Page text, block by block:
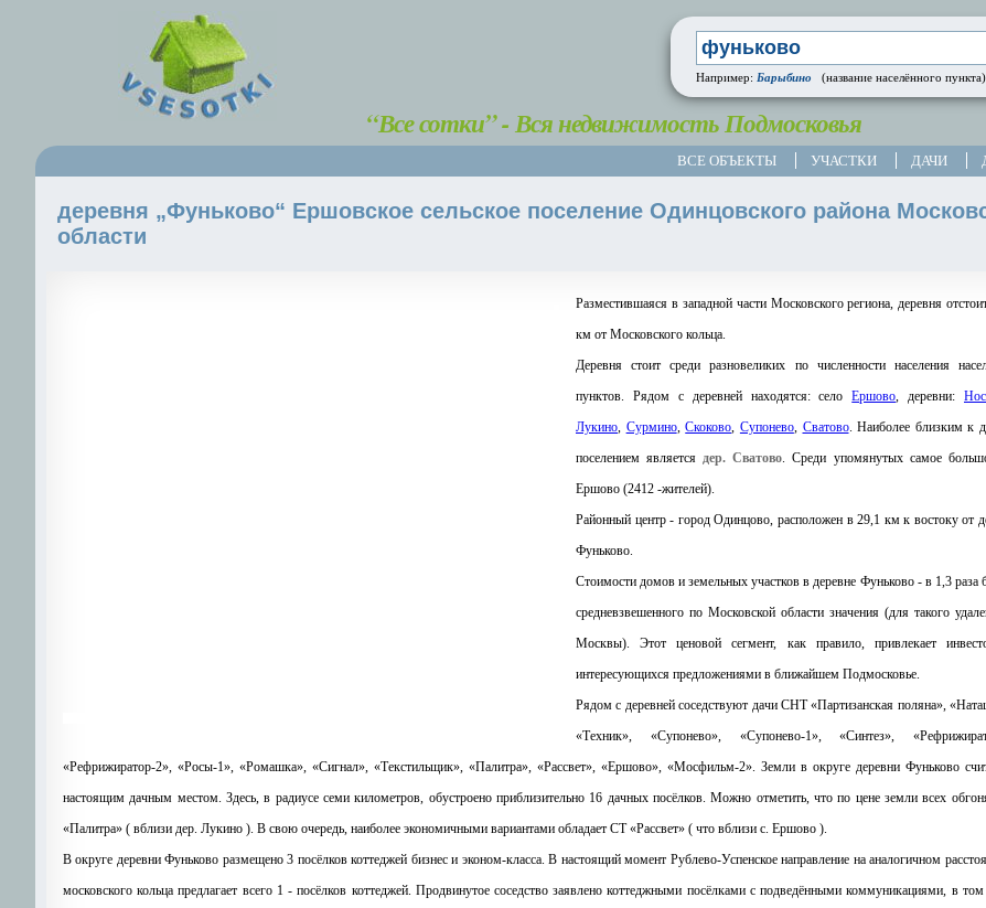
“Все сотки” - Вся недвижимость Подмосковья
ВСЕ ОБЪЕКТЫ УЧАСТКИ ДАЧИ
Например: Барыбино (название населённого пункта)
деревня „Фуньково“ Ершовское сельское поселение Одинцовского района
области
Разместившаяся в западной части Московского региона, деревня
км от Московского кольца.
Деревня стоит среди разновеликих по численности населения
пунктов. Рядом с деревней находятся: селоЕршово, деревни:
Лукино, Сурмино,Скоково, Супонево, Сватово. Наиболее близким к
поселением являетсядер. Сватово. Среди упомянутых самое
Ершово (2412 -жителей).
Районный центр - город Одинцово, расположен в 29,1 км к востоку от
Фуньково.
Стоимости домов и земельных участков в деревне Фуньково - в 1,3 раза
средневзвешенного по Московской области значения (для такого
Москвы). Этот ценовой сегмент, как правило, привлекает
интересующихся предложениями в ближайшем Подмосковье.
Рядом с деревней соседствуют дачи СНТ «Партизанская поляна»,
«Техник», «Супонево», «Супонево-1», «Синтез»,
«Рефрижиратор-2», «Росы-1», «Ромашка», «Сигнал», «Текстильщик», «Палитра», «Рассвет», «Ершово», «Мосфильм-2». Земли в округе деревни Фуньково
настоящим дачным местом. Здесь, в радиусе семи километров, обустроено приблизительно 16 дачных посёлков. Можно отметить, что по цене земли всех
«Палитра» ( вблизи дер. Лукино ). В свою очередь, наиболее экономичными вариантами обладает СТ «Рассвет» ( что вблизи с. Ершово ).
В округе деревни Фуньково размещено 3 посёлков коттеджей бизнес и эконом-класса. В настоящий момент Рублево-Успенское направление на аналогичном
московского кольца предлагает всего 1 - посёлков коттеджей. Продвинутое соседство заявлено коттеджными посёлками с подведёнными коммуникациями, в том